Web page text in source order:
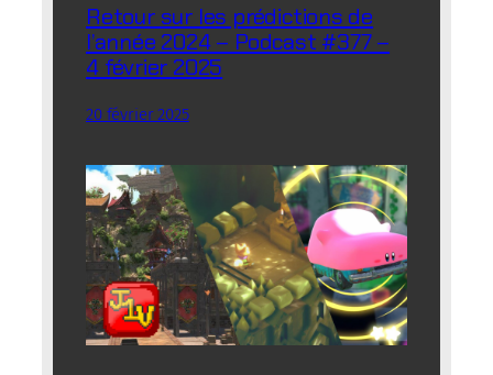
Retour sur les prédictions de
l’année 2024 – Podcast #377 –
4 février 2025
20 février 2025